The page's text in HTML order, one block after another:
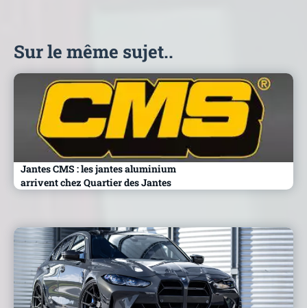
Sur le même sujet..
Jantes CMS : les jantes aluminium
arrivent chez Quartier des Jantes